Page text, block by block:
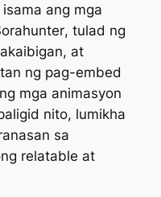
ang mga
, tulad ng
at
ng pag-embed
mga animasyon
nito, lumikha
sa
relatable at